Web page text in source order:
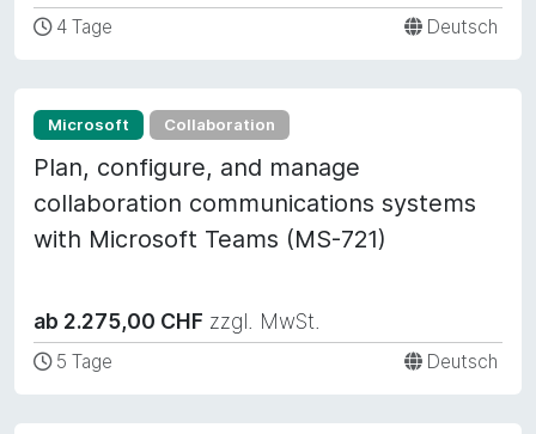
4 Tage Deutsch
Microsoft Collaboration
Plan, configure, and manage
collaboration communications systems
with Microsoft Teams (MS-721)
ab 2.275,00 CHF zzgl. MwSt.
5 Tage Deutsch